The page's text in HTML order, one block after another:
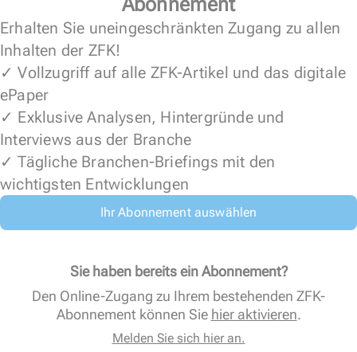
Erhalten Sie uneingeschränkten Zugang zu allen
Inhalten der ZFK!
✓ Vollzugriff auf alle ZFK-Artikel und das digitale
ePaper
✓ Exklusive Analysen, Hintergründe und
Interviews aus der Branche
✓ Tägliche Branchen-Briefings mit den
wichtigsten Entwicklungen
Ihr Abonnement auswählen
Sie haben bereits ein Abonnement?
Den Online-Zugang zu Ihrem bestehenden ZFK-
Abonnement können Sie hier aktivieren.
Melden Sie sich hier an.